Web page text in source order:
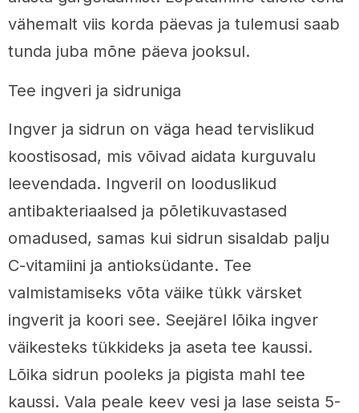
vähemalt viis korda päevas ja tulemusi saab
tunda juba mõne päeva jooksul.
Tee ingveri ja sidruniga
Ingver ja sidrun on väga head tervislikud
koostisosad, mis võivad aidata kurguvalu
leevendada. Ingveril on looduslikud
antibakteriaalsed ja põletikuvastased
omadused, samas kui sidrun sisaldab palju
C-vitamiini ja antioksüdante. Tee
valmistamiseks võta väike tükk värsket
ingverit ja koori see. Seejärel lõika ingver
väikesteks tükkideks ja aseta tee kaussi.
Lõika sidrun pooleks ja pigista mahl tee
kaussi. Vala peale keev vesi ja lase seista 5-